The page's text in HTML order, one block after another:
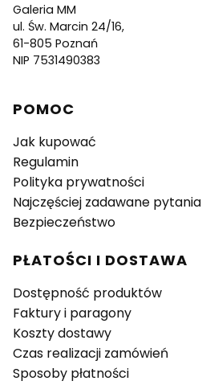
Galeria MM
ul. Św. Marcin 24/16,
61-805 Poznań
NIP 7531490383
Linki w stopce
POMOC
Jak kupować
Regulamin
Polityka prywatności
Najczęściej zadawane pytania
Bezpieczeństwo
PŁATOŚCI I DOSTAWA
Dostępność produktów
Faktury i paragony
Koszty dostawy
Czas realizacji zamówień
Sposoby płatności